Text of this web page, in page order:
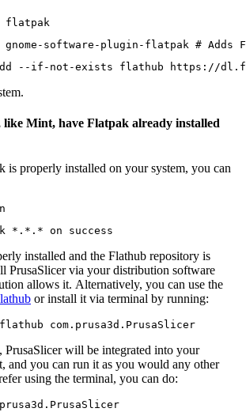
flatpak
software-plugin-flatpak #
--if-not-exists flathub https://
like Mint, have Flatpak already installed
is properly installed on your system, you can
*.*.* on success
installed and the Flathub repository is
PrusaSlicer via your distribution software
allows it. Alternatively, you can use the
or install it via terminal by running:
com.prusa3d.PrusaSlicer
PrusaSlicer will be integrated into your
and you can run it as you would any other
using the terminal, you can do: